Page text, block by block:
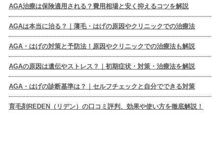
AGA治療は保険適用される？費用相場と安く抑えるコツを解説
AGAは本当に治る？｜薄毛・はげの原因やクリニックでの治療法
AGA・はげの対策と予防法！原因やクリニックでの治療法も解説
AGAの原因は遺伝やストレス？｜初期症状・対策・治療法を解説
AGA・はげの診断基準は？｜セルフチェックと自分でできる対策
育毛剤REDEN（リデン）の口コミ評判、効果や使い方を徹底解説！